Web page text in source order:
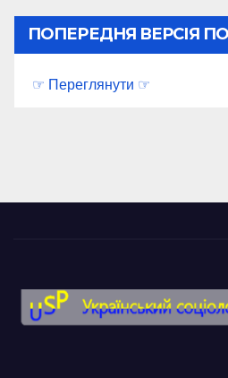
ПОПЕРЕДНЯ ВЕРСІЯ
☞ Переглянути ☞